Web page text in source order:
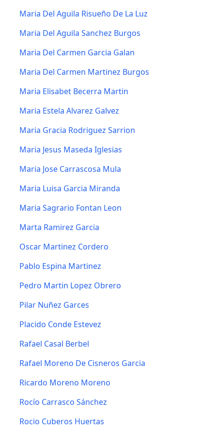
Maria Del Aguila Risueño De La Luz
Maria Del Aguila Sanchez Burgos
Maria Del Carmen Garcia Galan
Maria Del Carmen Martinez Burgos
Maria Elisabet Becerra Martin
Maria Estela Alvarez Galvez
Maria Gracia Rodriguez Sarrion
Maria Jesus Maseda Iglesias
Maria Jose Carrascosa Mula
Maria Luisa Garcia Miranda
Maria Sagrario Fontan Leon
Marta Ramirez Garcia
Oscar Martinez Cordero
Pablo Espina Martinez
Pedro Martin Lopez Obrero
Pilar Nuñez Garces
Placido Conde Estevez
Rafael Casal Berbel
Rafael Moreno De Cisneros Garcia
Ricardo Moreno Moreno
Rocío Carrasco Sánchez
Rocio Cuberos Huertas